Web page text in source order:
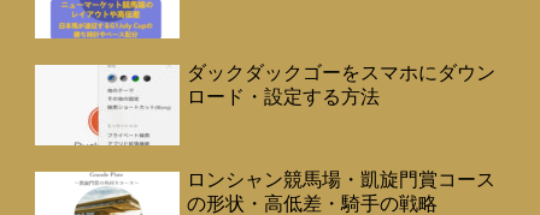
ダックダックゴーをスマホにダウン
ロード・設定する方法
ロンシャン競馬場・凱旋門賞コース
の形状・高低差・騎手の戦略